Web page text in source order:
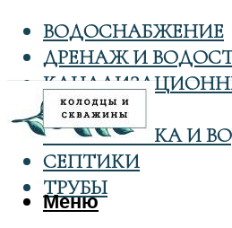
ВОДОСНАБЖЕНИЕ
ДРЕНАЖ И
КОЛОДЦЫ
САНТЕХНИКА И
СЕПТИКИ
ТРУБЫ
Меню